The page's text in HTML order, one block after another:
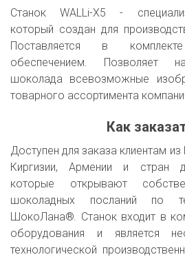
Станок WALLi-X5 -
который создан для
Поставляется в
обеспечением. Позволяет
шоколада всевозможные
товарного ассортимента
Как
Доступен для заказа клиентам
Киргизии, Армении и стран
которые открывают
шоколадных посланий по
ШокоЛана®. Станок входит в
оборудования и является
технологической